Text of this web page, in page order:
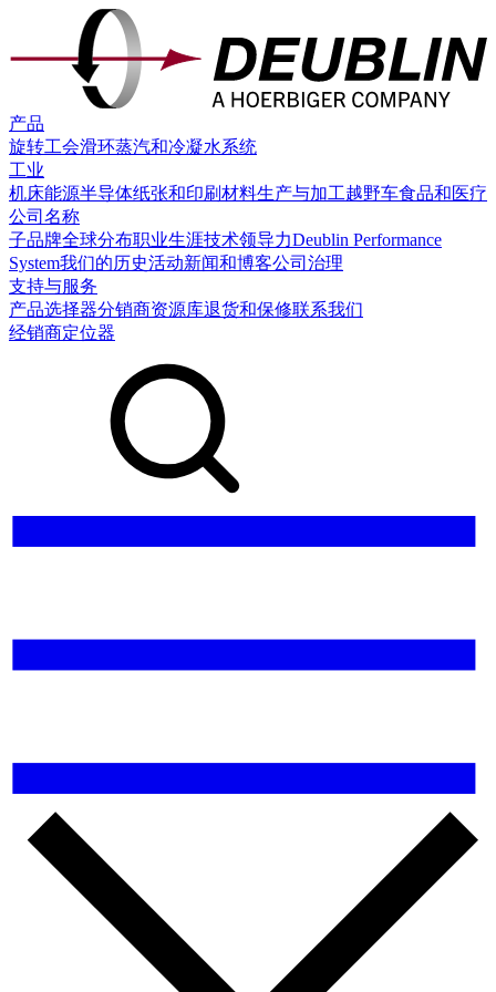
产品
旋转工会滑环蒸汽和冷凝水系统
工业
机床能源半导体纸张和印刷材料生产与加工越野车食品和医疗
公司名称
子品牌全球分布职业生涯技术领导力Deublin Performance
System我们的历史活动新闻和博客公司治理
支持与服务
产品选择器分销商资源库退货和保修联系我们
经销商定位器